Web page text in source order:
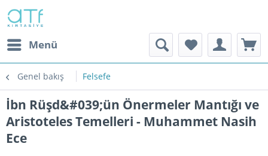
Menü
Genel bakış Felsefe
İbn Rüşd&#039;ün Önermeler Mantığı ve
Aristoteles Temelleri - Muhammet Nasih
Ece